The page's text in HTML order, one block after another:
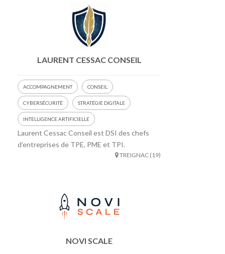
LAURENT CESSAC CONSEIL
ACCOMPAGNEMENT CONSEIL
CYBERSÉCURITÉ STRATÉGIE DIGITALE
INTELLIGENCE ARTIFICIELLE
Laurent Cessac Conseil est DSI des chefs
d’entreprises de TPE, PME et TPI.
TREIGNAC (19)
NOVI SCALE